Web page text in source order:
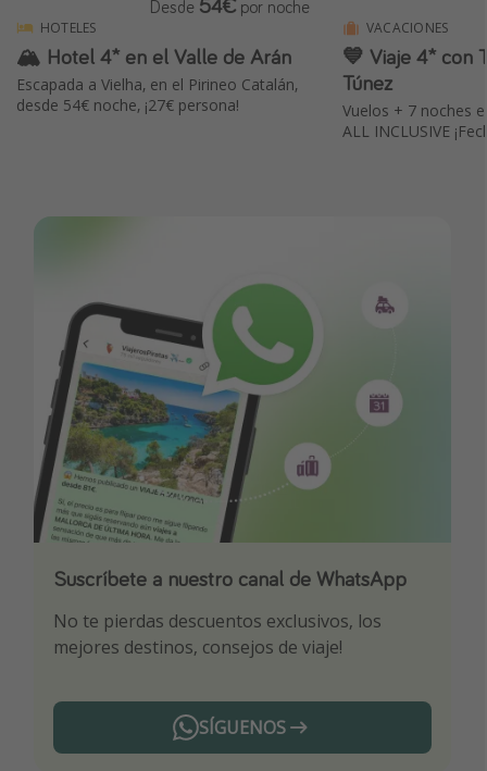
HOTELES
🏔 Hotel 4* en el Valle de Arán
Escapada a Vielha, en el Pirineo Catalán,
desde 54€ noche, ¡27€ persona!
Desde por noche
VACACIONES
💙 Viaje 4* con
Túnez
Vuelos + 7 noches
ALL INCLUSIVE
Suscríbete a nuestro canal de WhatsApp
No te pierdas descuentos exclusivos, los
mejores destinos, consejos de viaje!
SÍGUENOS
Descarga nuestra app
Sé el primero en reservar nuestros chollazos
¡Suscríbete a nuestro canal de Telegram!
¡Recibe las mejores ofertas seleccionadas para
ti por nuestros expertos en viajes
Telegram